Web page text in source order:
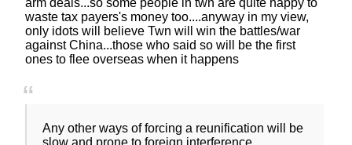
waste tax payers's money too....anyway in my view,
only idots will believe Twn will win the battles/war
against China...those who said so will be the first
ones to flee overseas when it happens
Any other ways of forcing a reunification will be
slow and prone to foreign interference.